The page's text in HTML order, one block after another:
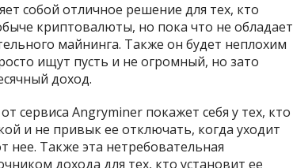
собой отличное решение для тех, кто
криптовалюты, но пока что не обладает
майнинга. Также он будет неплохим
ищут пусть и не огромный, но зато
доход.
сервиса Angryminer покажет себя у тех, кто
и не привык ее отключать, когда уходит
нее. Также эта нетребовательная
дохода для тех, кто установит ее